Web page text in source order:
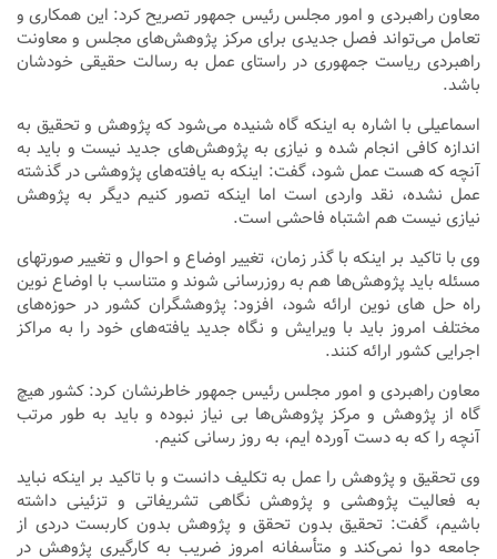
معاون راهبردی و امور مجلس رئیس جمهور تصریح کرد: این همکاری و
تعامل می‌تواند فصل جدیدی برای مرکز پژوهش‌های مجلس و معاونت
راهبردی ریاست جمهوری در راستای عمل به رسالت حقیقی خودشان
باشد.
اسماعیلی با اشاره به اینکه گاه شنیده می‌شود که پژوهش و تحقیق به
اندازه کافی انجام شده و نیازی به پژوهش‌های جدید نیست و باید به
آنچه که هست عمل شود، گفت: اینکه به یافته‌های پژوهشی در گذشته
عمل نشده، نقد واردی است اما اینکه تصور کنیم دیگر به پژوهش
نیازی نیست هم اشتباه فاحشی است.
وی با تاکید بر اینکه با گذر زمان، تغییر اوضاع و احوال و تغییرصورتهای
مسئله باید پژوهش‌ها هم بهروزرسانیشوند و متناسب با اوضاع نوین
راه حل هاینوین ارائه شود، افزود: پژوهشگران کشور در حوزه‌های
مختلف امروز باید با ویرایش و نگاه جدید یافته‌های خود را به مراکز
اجرایی کشور ارائه کنند.
معاون راهبردی و امور مجلس رئیس جمهور خاطرنشان کرد: کشور هیچ
گاه از پژوهش و مرکز پژوهش‌ها بی نیاز نبوده و باید به طور مرتب
آنچه را که به دست آوردهایم، به روز رسانی کنیم.
وی تحقیق و پژوهش را عمل به تکلیف دانست و با تاکید بر اینکه نباید
به فعالیت پژوهشی و پژوهش نگاهی تشریفاتی و تزئینی داشته
باشیم، گفت: تحقیق بدون تحقق و پژوهش بدون کاربست دردی از
جامعه دوا نمی‌کند و متأسفانه امروز ضریب به کارگیریپژوهش در